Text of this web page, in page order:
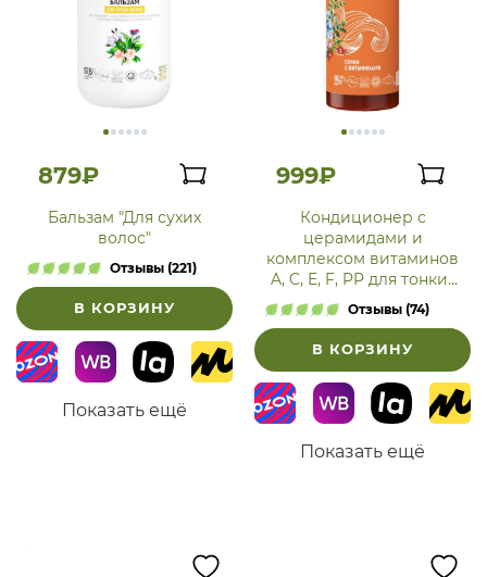
879₽
Бальзам "Для сухих
волос"
Отзывы (221)
В КОРЗИНУ
Показать ещё
999₽
Кондиционер с
церамидами и
комплексом витаминов
A, C, E, F, PP для тонких
волос
Отзывы (74)
В КОРЗИНУ
Показать ещё